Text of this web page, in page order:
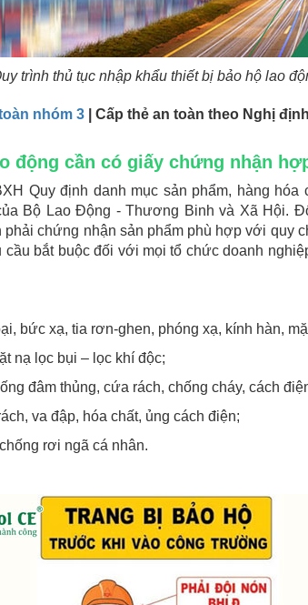
trình thủ tục nhập khẩu thiết bị bảo hộ lao
nhóm 3 | Cấp thẻ an toàn theo Nghị
động cần có giấy chứng nhận
Quy định danh mục sản phẩm, hàng hóa
Bộ Lao Động - Thương Binh và Xã Hội.
phải chứng nhận sản phẩm phù hợp với quy
bắt buộc đối với mọi tổ chức doanh
bức xạ, tia rơn-ghen, phóng xạ, kính hàn,
nạ lọc bụi – lọc khí độc;
đâm thủng, cứa rách, chống cháy, cách
va đập, hóa chất, ủng cách điện;
rơi ngã cá nhân.